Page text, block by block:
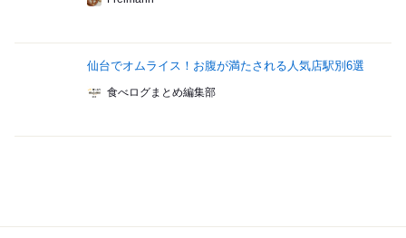
仙台でオムライス！お腹が満たされる人気店駅別6選
食べログまとめ編集部